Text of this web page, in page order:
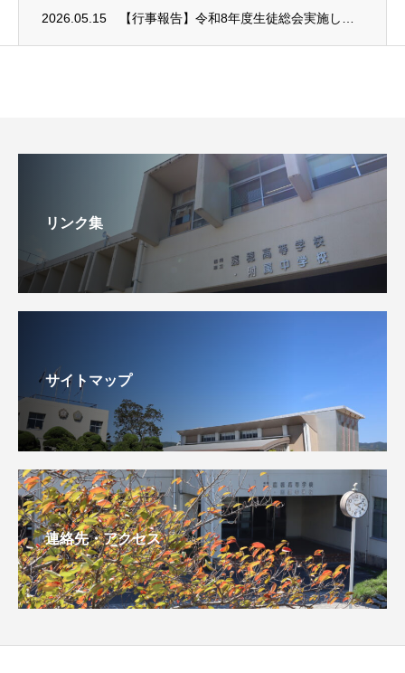
2026.05.15
リンク集
サイトマップ
連絡先・アクセス